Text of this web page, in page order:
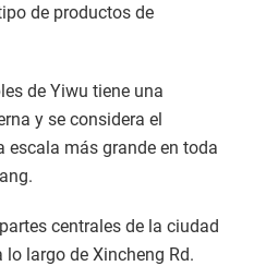
de productos de
de Yiwu tiene una
y se considera el
escala más grande en toda
centrales de la ciudad
largo de Xincheng Rd.